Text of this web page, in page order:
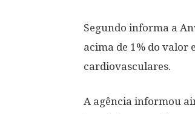
Segundo informa a
acima de 1% do valor
cardiovasculares.
A agência informou